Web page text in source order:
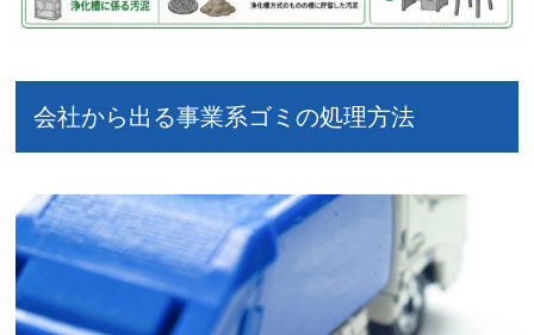
会社から出る事業系ゴミの処理方法